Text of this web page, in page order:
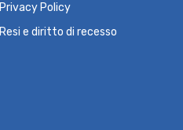
Privacy Policy
Resi e diritto di recesso